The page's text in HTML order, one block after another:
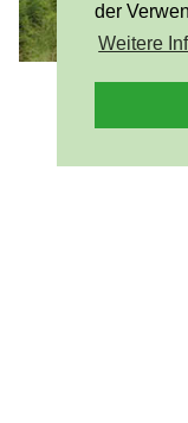
der
Weitere